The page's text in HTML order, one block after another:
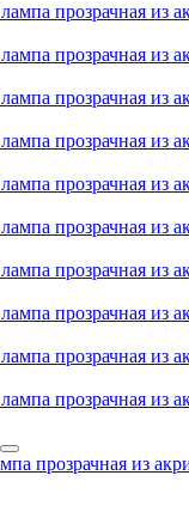
прозрачная из